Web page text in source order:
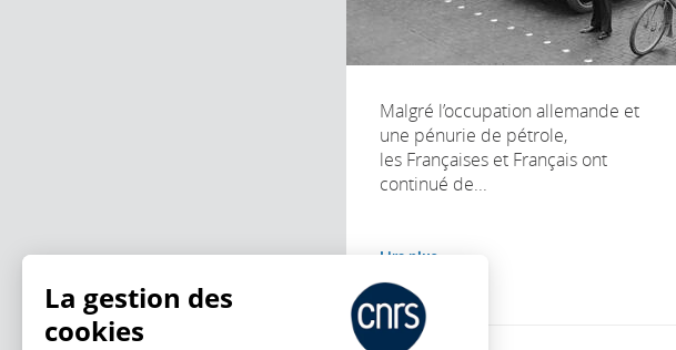
Malgré l’occupation allemande et
une pénurie de pétrole,
les Françaises et Français ont
continué de...
Lire plus
La gestion des
cookies